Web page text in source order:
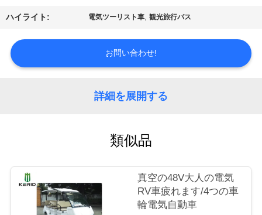
ち
つ
場
ハイライト: 電気ツーリスト車,観光旅行バス
お問い合わせ!
詳細を展開する
類似品
真空の48V大人の電気
RV車疲れます/4つの車
輪電気自動車